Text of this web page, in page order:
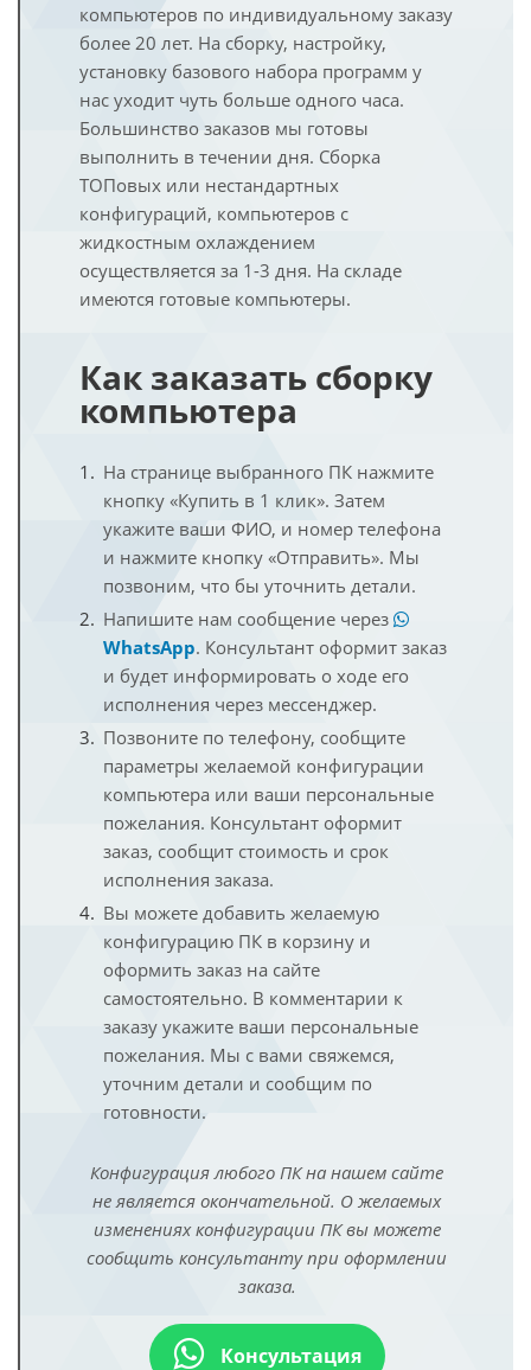
компьютеров по индивидуальному заказу
более 20 лет. На сборку, настройку,
установку базового набора программ у
нас уходит чуть больше одного часа.
Большинство заказов мы готовы
выполнить в течении дня. Сборка
ТОПовых или нестандартных
конфигураций, компьютеров с
жидкостным охлаждением
осуществляется за 1-3 дня. На складе
имеются готовые компьютеры.
Как заказать сборку
компьютера
На странице выбранного ПК нажмите
кнопку «Купить в 1 клик». Затем
укажите ваши ФИО, и номер телефона
и нажмите кнопку «Отправить». Мы
позвоним, что бы уточнить детали.
Напишите нам сообщение через
WhatsApp. Консультант оформит заказ
и будет информировать о ходе его
исполнения через мессенджер.
Позвоните по телефону, сообщите
параметры желаемой конфигурации
компьютера или ваши персональные
пожелания. Консультант оформит
заказ, сообщит стоимость и срок
исполнения заказа.
Вы можете добавить желаемую
конфигурацию ПК в корзину и
оформить заказ на сайте
самостоятельно. В комментарии к
заказу укажите ваши персональные
пожелания. Мы с вами свяжемся,
уточним детали и сообщим по
готовности.
Конфигурация любого ПК на нашем сайте
не является окончательной. О желаемых
изменениях конфигурации ПК вы можете
сообщить консультанту при оформлении
заказа.
Консультация